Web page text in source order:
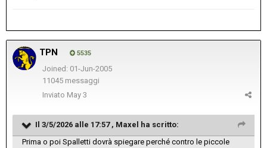
TPN 5535
Joined: 01-Jun-2005
11045 messaggi
Inviato May 3
Il 3/5/2026 alle 17:57 , Maxel ha scritto:
Prima o poi Spalletti dovrà spiegare perché contro le piccole